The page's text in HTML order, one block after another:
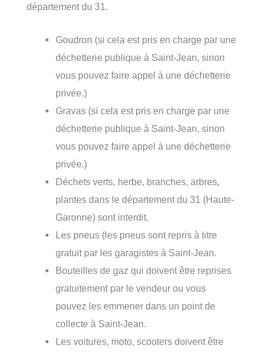
département du 31.
Goudron (si cela est pris en charge par une
déchetterie publique à Saint-Jean, sinon
vous pouvez faire appel à une déchetterie
privée.)
Gravas (si cela est pris en charge par une
déchetterie publique à Saint-Jean, sinon
vous pouvez faire appel à une déchetterie
privée.)
Déchets verts, herbe, branches, arbres,
plantes dans le département du 31 (Haute-
Garonne) sont interdit.
Les pneus (les pneus sont repris à titre
gratuit par les garagistes à Saint-Jean.
Bouteilles de gaz qui doivent être reprises
gratuitement par le vendeur ou vous
pouvez les emmener dans un point de
collecte à Saint-Jean.
Les voitures, moto, scooters doivent être